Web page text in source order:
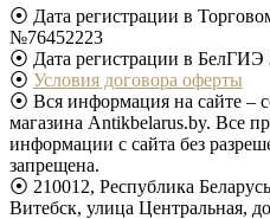
⦿ Дата регистрации в
№76452223
⦿ Дата регистрации в БелГИЭ
⦿ Условия договора оферты
⦿ Вся информация на сайте –
магазина Antikbelarus.by. Все
информации с сайта без
запрещена.
⦿ 210012, Республика
Витебск, улица Центральная,